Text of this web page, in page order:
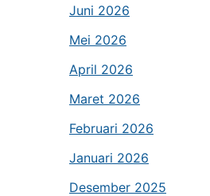
Juni 2026
Mei 2026
April 2026
Maret 2026
Februari 2026
Januari 2026
Desember 2025